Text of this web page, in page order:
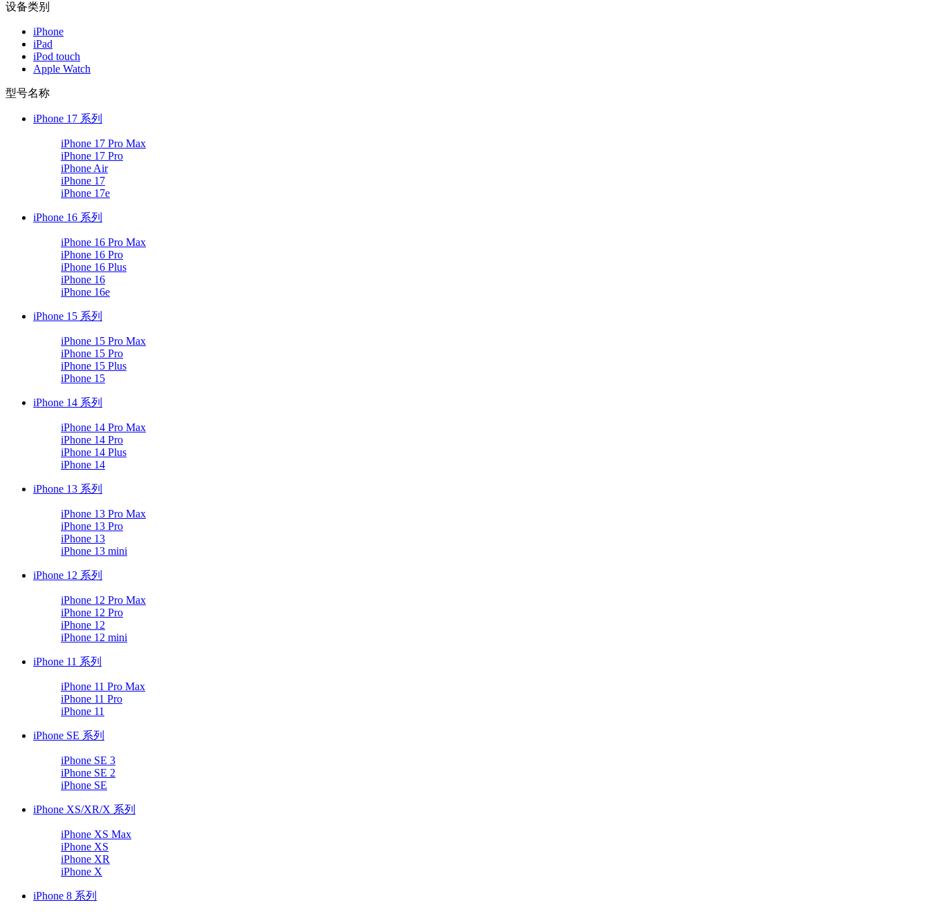
设备类别
iPhone
iPad
iPod touch
Apple Watch
型号名称
iPhone 17 系列
iPhone 17 Pro Max
iPhone 17 Pro
iPhone Air
iPhone 17
iPhone 17e
iPhone 16 系列
iPhone 16 Pro Max
iPhone 16 Pro
iPhone 16 Plus
iPhone 16
iPhone 16e
iPhone 15 系列
iPhone 15 Pro Max
iPhone 15 Pro
iPhone 15 Plus
iPhone 15
iPhone 14 系列
iPhone 14 Pro Max
iPhone 14 Pro
iPhone 14 Plus
iPhone 14
iPhone 13 系列
iPhone 13 Pro Max
iPhone 13 Pro
iPhone 13
iPhone 13 mini
iPhone 12 系列
iPhone 12 Pro Max
iPhone 12 Pro
iPhone 12
iPhone 12 mini
iPhone 11 系列
iPhone 11 Pro Max
iPhone 11 Pro
iPhone 11
iPhone SE 系列
iPhone SE 3
iPhone SE 2
iPhone SE
iPhone XS/XR/X 系列
iPhone XS Max
iPhone XS
iPhone XR
iPhone X
iPhone 8 系列